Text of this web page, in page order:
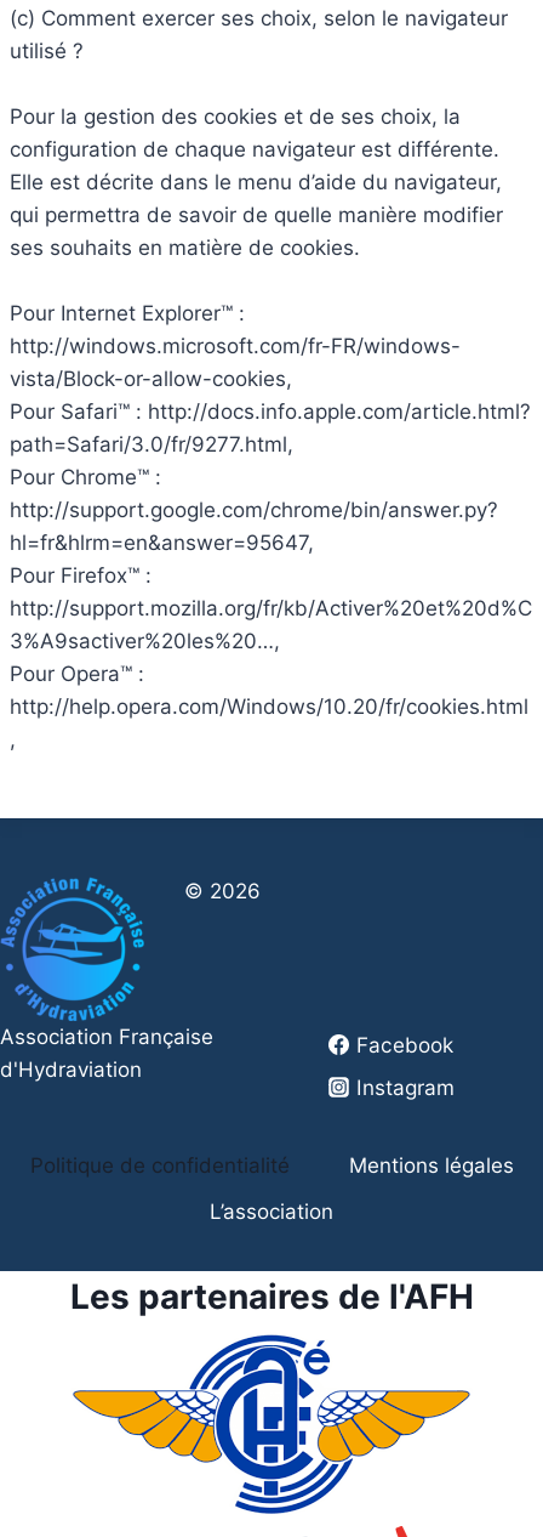
(c) Comment exercer ses choix, selon le navigateur
utilisé ?
Pour la gestion des cookies et de ses choix, la
configuration de chaque navigateur est différente.
Elle est décrite dans le menu d’aide du navigateur,
qui permettra de savoir de quelle manière modifier
ses souhaits en matière de cookies.
Pour Internet Explorer™ :
http://windows.microsoft.com/fr-FR/windows-
vista/Block-or-allow-cookies,
Pour Safari™ : http://docs.info.apple.com/article.html?
path=Safari/3.0/fr/9277.html,
Pour Chrome™ :
http://support.google.com/chrome/bin/answer.py?
hl=fr&hlrm=en&answer=95647,
Pour Firefox™ :
http://support.mozilla.org/fr/kb/Activer%20et%20d%C
3%A9sactiver%20les%20…,
Pour Opera™ :
http://help.opera.com/Windows/10.20/fr/cookies.html
,
© 2026
Association Française
d'Hydraviation
Facebook
Instagram
Politique de confidentialité
Mentions légales
L’association
Les partenaires de l'AFH